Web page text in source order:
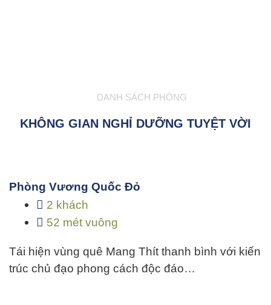
DANH SÁCH PHÒNG
KHÔNG GIAN NGHỈ DƯỠNG TUYỆT VỜI
Phòng Vương Quốc Đỏ
2 khách
52 mét vuông
Tái hiện vùng quê Mang Thít thanh bình với kiến
trúc chủ đạo phong cách độc đáo…